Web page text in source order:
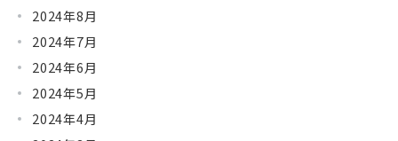
2024年8月
2024年7月
2024年6月
2024年5月
2024年4月